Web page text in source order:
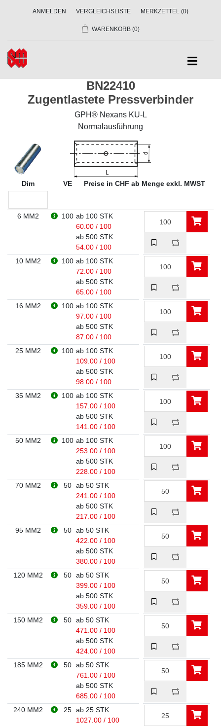
ANMELDEN VERGLEICHSLISTE MERKZETTEL (0)
WARENKORB (0)
BN22410
Zugentlastete Pressverbinder
GPH® Nexans KU-L
Normalausführung
Dim VE Preise in CHF ab Menge exkl. MWST
6 MM2 100 ab 100 STK
60.00 / 100
ab 500 STK
54.00 / 100
10 MM2
100 ab 100 STK
72.00 / 100
ab 500 STK
65.00 / 100
16 MM2
100 ab 100 STK
97.00 / 100
ab 500 STK
87.00 / 100
25 MM2
100 ab 100 STK
109.00 / 100
ab 500 STK
98.00 / 100
35 MM2
100 ab 100 STK
157.00 / 100
ab 500 STK
141.00 / 100
50 MM2
100 ab 100 STK
253.00 / 100
ab 500 STK
228.00 / 100
70 MM2
50 ab 50 STK
241.00 / 100
ab 500 STK
217.00 / 100
95 MM2
50 ab 50 STK
422.00 / 100
ab 500 STK
380.00 / 100
120 MM2
50 ab 50 STK
399.00 / 100
ab 500 STK
359.00 / 100
150 MM2
50 ab 50 STK
471.00 / 100
ab 500 STK
424.00 / 100
185 MM2
50 ab 50 STK
761.00 / 100
ab 500 STK
685.00 / 100
240 MM2
25 ab 25 STK
1027.00 / 100